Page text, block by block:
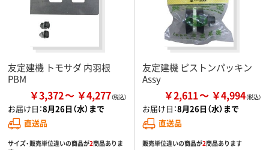
友定建機 トモサダ 内羽根
PBM
￥3,372 ￥4,277
お届け日：8月26日（水）まで
直送品
サイズ・販売単位違いの商品が2商品ありま
友定建機 ピストンパッキン
Assy
￥2,611 ￥4,994
お届け日：8月26日（水）まで
直送品
販売単位違いの商品が2商品あります